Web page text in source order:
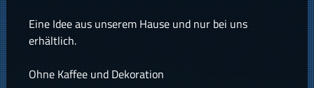
Eine Idee aus unserem Hause und nur bei uns
erhältlich.
Ohne Kaffee und Dekoration